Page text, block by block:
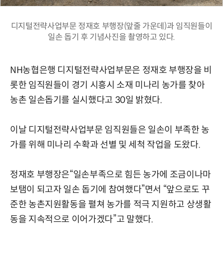
디지털전략사업부문 정재호 부행장(앞줄 가운데)과 임직원들이
일손 돕기 후 기념사진을 촬영하고 있다.
NH농협은행 디지털전략사업부문은 정재호 부행장을 비
롯한 임직원들이 경기 시흥시 소재 미나리 농가를 찾아
농촌 일손돕기를 실시했다고 30일 밝혔다.
이날 디지털전략사업부문 임직원들은 일손이 부족한 농
가를 위해 미나리 수확과 선별 및 세척 작업을 도왔다.
정재호 부행장은“일손부족으로 힘든 농가에 조금이나마
보탬이 되고자 일손 돕기에 참여했다”면서 “앞으로도 꾸
준한 농촌지원활동을 펼쳐 농가를 적극 지원하고 상생활
동을 지속적으로 이어가겠다”고 말했다.